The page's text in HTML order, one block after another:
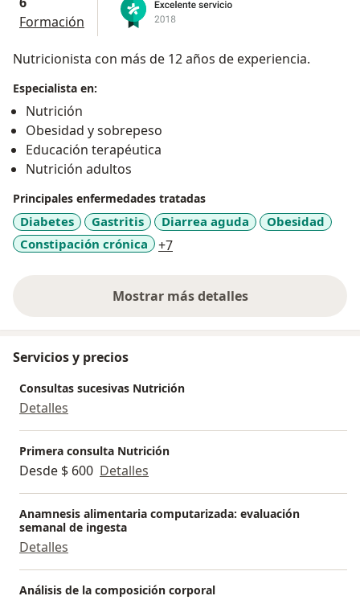
Formación
Nutricionista con más de 12 años de experiencia.
Especialista en:
Nutrición
Obesidad y sobrepeso
Educación terapéutica
Nutrición adultos
Principales enfermedades tratadas
Diabetes Gastritis Diarrea aguda
Obesidad
Constipación crónica
+7a11y_sr_more_diseases
Mostrar más detalles
sobre la experiencia
Servicios y precios
Consultas sucesivas Nutrición
Detalles
Primera consulta Nutrición
Desde $ 600 Detalles
Anamnesis alimentaria computarizada: evaluación
semanal de ingesta
Detalles
Análisis de la composición corporal